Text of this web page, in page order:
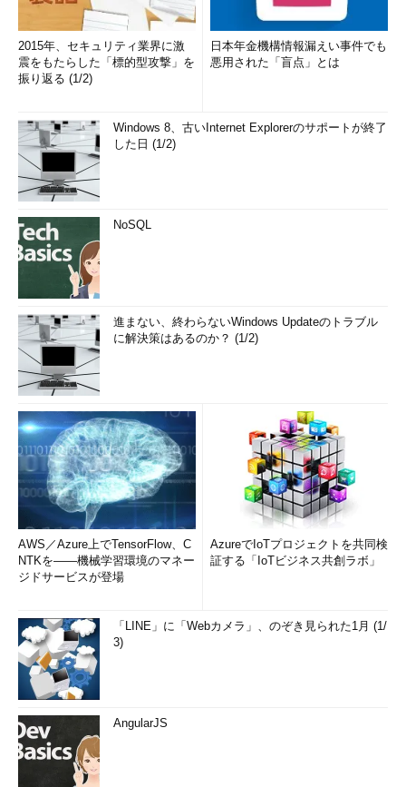
2015年、セキュリティ業界に激
震をもたらした「標的型攻撃」を
振り返る (1/2)
日本年金機構情報漏えい事件でも
悪用された「盲点」とは
Windows 8、古いInternet Explorerのサポートが終了
した日 (1/2)
NoSQL
進まない、終わらないWindows Updateのトラブル
に解決策はあるのか？ (1/2)
AWS／Azure上でTensorFlow、C
NTKを――機械学習環境のマネー
ジドサービスが登場
AzureでIoTプロジェクトを共同検
証する「IoTビジネス共創ラボ」
「LINE」に「Webカメラ」、のぞき見られた1月 (1/
3)
AngularJS